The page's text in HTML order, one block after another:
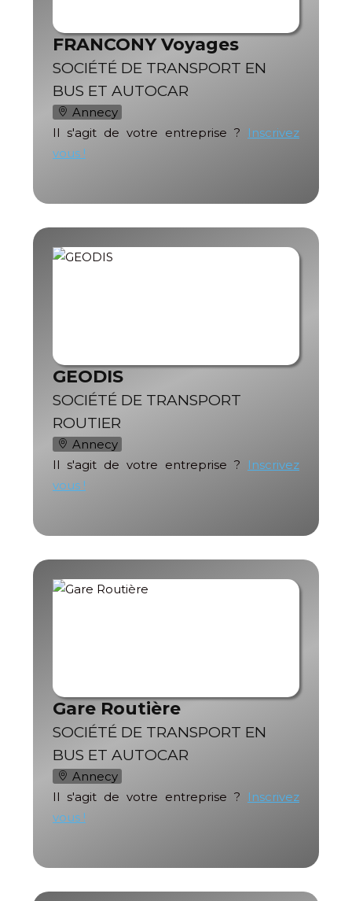
FRANCONY Voyages
SOCIÉTÉ DE TRANSPORT EN
BUS ET AUTOCAR
Annecy
Il s'agit de votre entreprise ?
Inscrivez
vous !
GEODIS
SOCIÉTÉ DE TRANSPORT
ROUTIER
Annecy
Il s'agit de votre entreprise ?
Inscrivez
vous !
Gare Routière
SOCIÉTÉ DE TRANSPORT EN
BUS ET AUTOCAR
Annecy
Il s'agit de votre entreprise ?
Inscrivez
vous !